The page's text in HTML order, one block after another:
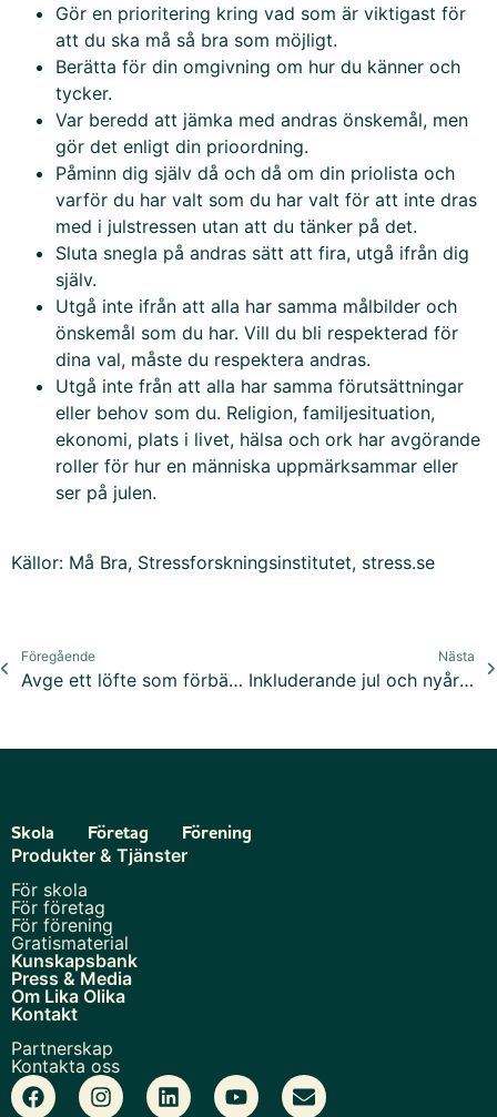
Gör en prioritering kring vad som är viktigast för
att du ska må så bra som möjligt.
Berätta för din omgivning om hur du känner och
tycker.
Var beredd att jämka med andras önskemål, men
gör det enligt din prioordning.
Påminn dig själv då och då om din priolista och
varför du har valt som du har valt för att inte dras
med i julstressen utan att du tänker på det.
Sluta snegla på andras sätt att fira, utgå ifrån dig
själv.
Utgå inte ifrån att alla har samma målbilder och
önskemål som du har. Vill du bli respekterad för
dina val, måste du respektera andras.
Utgå inte från att alla har samma förutsättningar
eller behov som du. Religion, familjesituation,
ekonomi, plats i livet, hälsa och ork har avgörande
roller för hur en människa uppmärksammar eller
ser på julen.
Källor: Må Bra, Stressforskningsinstitutet, stress.se
Föregående
Avge ett löfte som förbättrar din omvärld!
Nästa
Inkluderande jul och nyår – på riktigt!
Skola Företag Förening
Produkter & Tjänster
För skola
För företag
För förening
Gratismaterial
Kunskapsbank
Press & Media
Om Lika Olika
Kontakt
Partnerskap
Kontakta oss